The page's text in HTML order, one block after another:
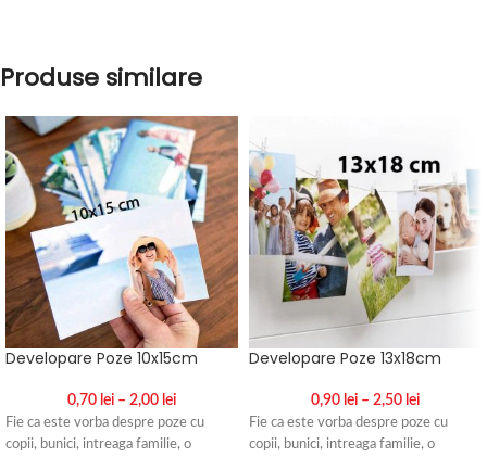
Produse similare
Developare Poze 10x15cm
0,70 lei – 2,00 lei
Fie ca este vorba despre poze cu
copii, bunici, intreaga familie, o
Developare Poze 13x18cm
0,90 lei – 2,50 lei
Fie ca este vorba despre poze cu
copii, bunici, intreaga familie, o